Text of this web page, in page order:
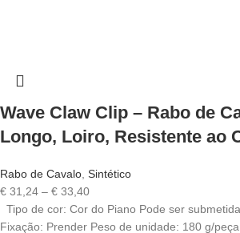
Wave Claw Clip – Rabo de
Longo, Loiro, Resistente ao
Rabo de Cavalo, Sintético
€ 31,24 – € 33,40
Tipo de cor: Cor do Piano Pode ser
Fixação: Prender Peso de unidade: 180 g/